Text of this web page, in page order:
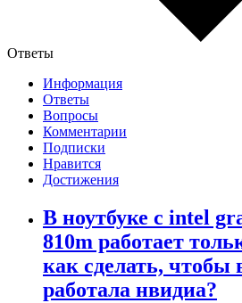
Ответы
Информация
Ответы
Вопросы
Комментарии
Подписки
Нравится
Достижения
В ноутбуке с intel
810m работает
как сделать, чтобы
работала нвидиа?